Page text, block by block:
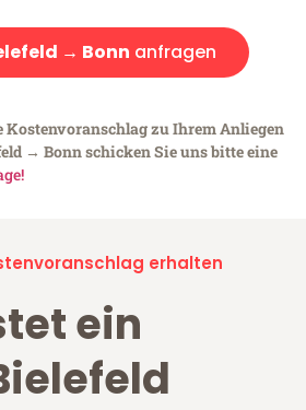
→ Bonn anfragen
zu Ihrem Anliegen
→ Bonn schicken Sie uns bitte eine
erhalten
ein